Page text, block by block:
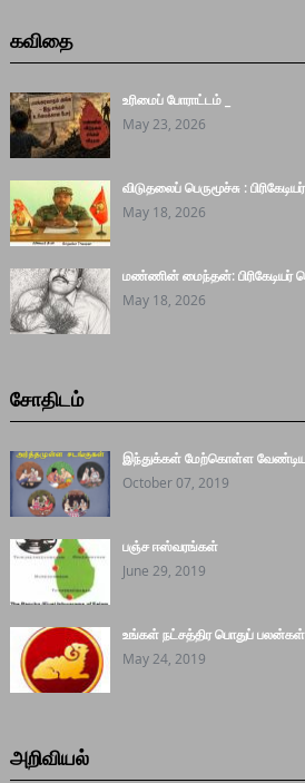
கவிதை
உரிமைப் போராட்டம் _
May 23, 2026
விடுதலைப் பெருமூச்சு :
May 18, 2026
மண்ணின் மைந்தன்:
May 18, 2026
சோதிடம்
இந்துக்கள் மேற்கொள்ள
October 07, 2019
பஞ்ச ஈஸ்வரங்கள்
June 29, 2019
உங்கள் நட்சத்திர பொதுப் பலன்கள்
May 24, 2019
அறிவியல்